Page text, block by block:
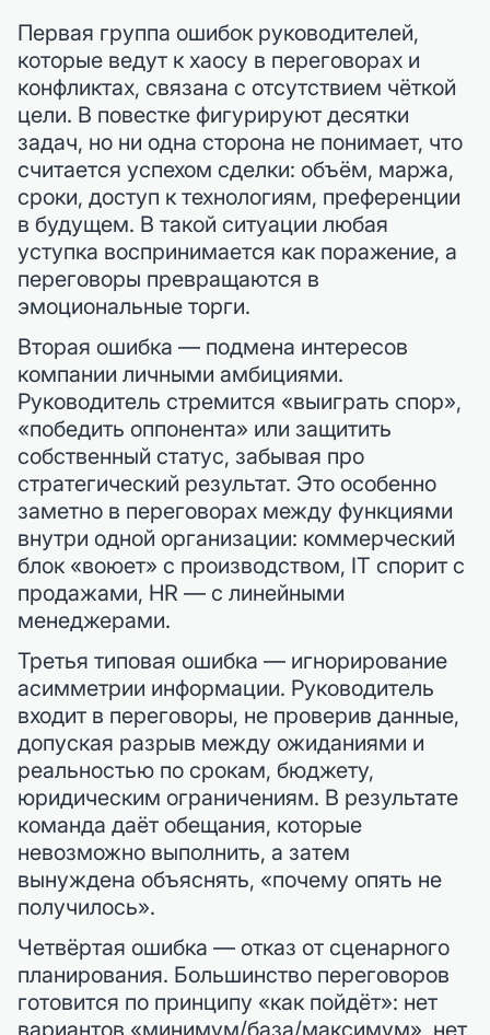
Первая группа ошибок руководителей,
которые ведут к хаосу в переговорах и
конфликтах, связана с отсутствием чёткой
цели. В повестке фигурируют десятки
задач, но ни одна сторона не понимает, что
считается успехом сделки: объём, маржа,
сроки, доступ к технологиям, преференции
в будущем. В такой ситуации любая
уступка воспринимается как поражение, а
переговоры превращаются в
эмоциональные торги.
Вторая ошибка — подмена интересов
компании личными амбициями.
Руководитель стремится «выиграть спор»,
«победить оппонента» или защитить
собственный статус, забывая про
стратегический результат. Это особенно
заметно в переговорах между функциями
внутри одной организации: коммерческий
блок «воюет» с производством, IT спорит с
продажами, HR — с линейными
менеджерами.
Третья типовая ошибка — игнорирование
асимметрии информации. Руководитель
входит в переговоры, не проверив данные,
допуская разрыв между ожиданиями и
реальностью по срокам, бюджету,
юридическим ограничениям. В результате
команда даёт обещания, которые
невозможно выполнить, а затем
вынуждена объяснять, «почему опять не
получилось».
Четвёртая ошибка — отказ от сценарного
планирования. Большинство переговоров
готовится по принципу «как пойдёт»: нет
вариантов «минимум/база/максимум», нет